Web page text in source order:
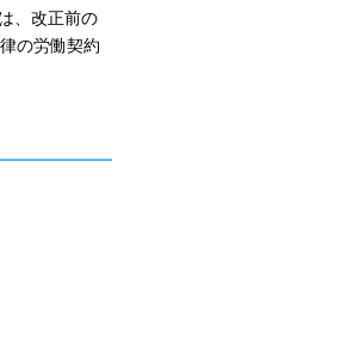
、改正前の
の労働契約